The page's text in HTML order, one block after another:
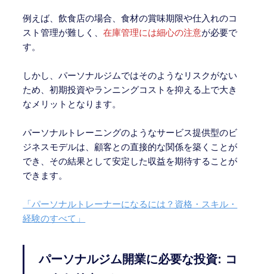
例えば、飲食店の場合、食材の賞味期限や仕入れのコ
スト管理が難しく、在庫管理には細心の注意が必要で
す。
しかし、パーソナルジムではそのようなリスクがない
ため、初期投資やランニングコストを抑える上で大き
なメリットとなります。
パーソナルトレーニングのようなサービス提供型のビ
ジネスモデルは、顧客との直接的な関係を築くことが
でき、その結果として安定した収益を期待することが
できます。
「パーソナルトレーナーになるには？資格・スキル・
経験のすべて」
パーソナルジム開業に必要な投資: コ